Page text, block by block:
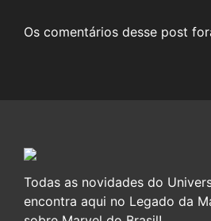
Os comentários desse post
Todas as novidades do
encontra aqui no Legado da